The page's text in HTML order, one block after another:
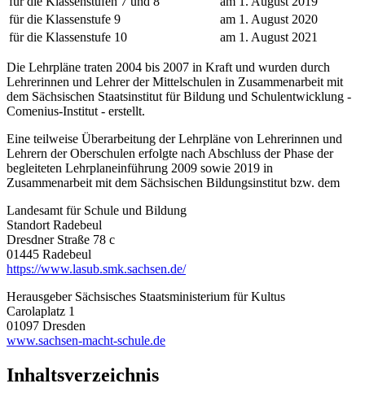
für die Klassenstufe 9
am 1. August 2020
für die Klassenstufe 10
am 1. August 2021
Die Lehrpläne traten 2004 bis 2007 in Kraft und wurden durch
Lehrerinnen und Lehrer der Mittelschulen in Zusammenarbeit mit
dem Sächsischen Staatsinstitut für Bildung und Schulentwicklung -
Comenius-Institut - erstellt.
Eine teilweise Überarbeitung der Lehrpläne von Lehrerinnen und
Lehrern der Oberschulen erfolgte nach Abschluss der Phase der
begleiteten Lehrplaneinführung 2009 sowie 2019 in
Zusammenarbeit mit dem Sächsischen Bildungsinstitut bzw. dem
Landesamt für Schule und Bildung
Standort Radebeul
Dresdner Straße 78 c
01445 Radebeul
https://www.lasub.smk.sachsen.de/
Herausgeber Sächsisches Staatsministerium für Kultus
Carolaplatz 1
01097 Dresden
www.sachsen-macht-schule.de
Inhaltsverzeichnis